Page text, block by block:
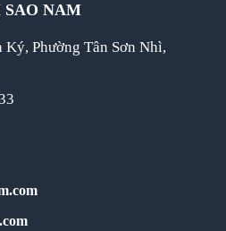
NAM
Phường Tân Sơn Nhì,